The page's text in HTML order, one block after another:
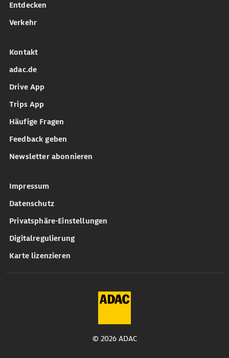
Entdecken
Verkehr
Kontakt
adac.de
Drive App
Trips App
Häufige Fragen
Feedback geben
Newsletter abonnieren
Impressum
Datenschutz
Privatsphäre-Einstellungen
Digitalregulierung
Karte lizenzieren
© 2026 ADAC